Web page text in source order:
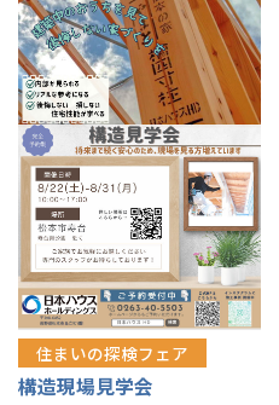
住まいの探検フェア
構造現場見学会